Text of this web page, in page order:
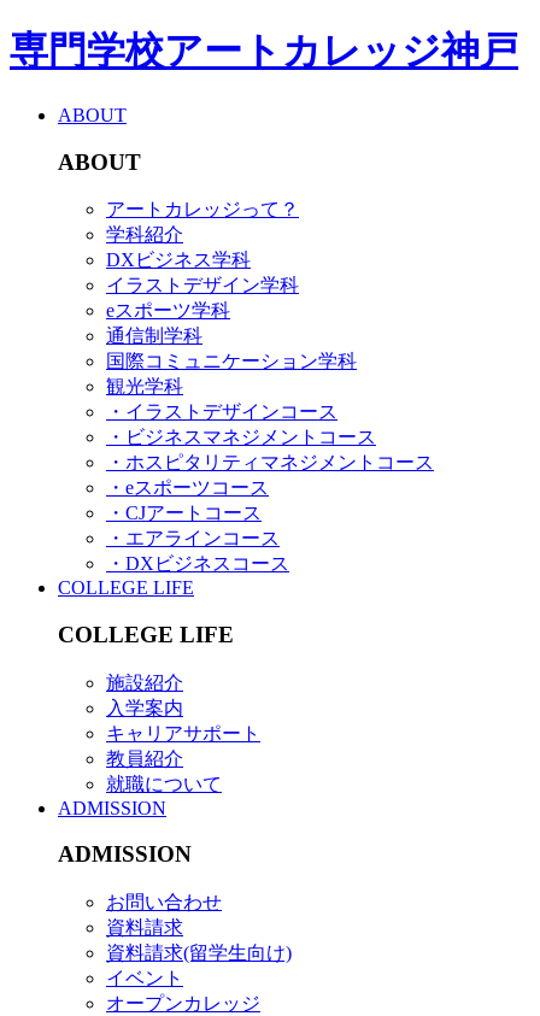
専門学校アートカレッジ神戸
ABOUT
ABOUT
アートカレッジって？
学科紹介
DXビジネス学科
イラストデザイン学科
eスポーツ学科
通信制学科
国際コミュニケーション学科
観光学科
・イラストデザインコース
・ビジネスマネジメントコース
・ホスピタリティマネジメントコース
・eスポーツコース
・CJアートコース
・エアラインコース
・DXビジネスコース
COLLEGE LIFE
COLLEGE LIFE
施設紹介
入学案内
キャリアサポート
教員紹介
就職について
ADMISSION
ADMISSION
お問い合わせ
資料請求
資料請求(留学生向け)
イベント
オープンカレッジ